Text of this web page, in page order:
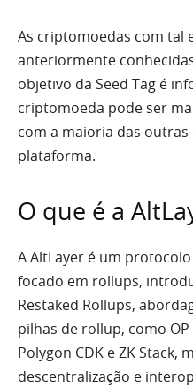
As criptomoedas com tal
anteriormente
objetivo da Seed Tag é
criptomoeda pode ser
com a maioria das
plataforma.
O que é a
A AltLayer é um
focado em rollups,
Restaked Rollups,
pilhas de rollup, como
Polygon CDK e ZK Stack,
descentralização e